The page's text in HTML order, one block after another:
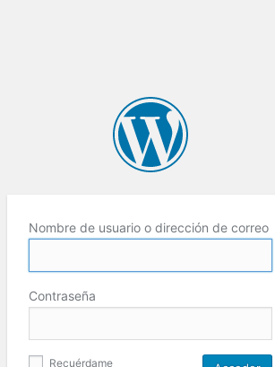
Nombre de usuario o dirección de correo
Contraseña
Recuérdame